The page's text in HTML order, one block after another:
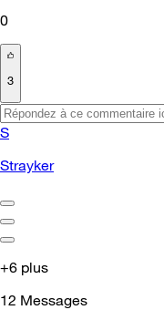
0
3
S
Strayker
+6 plus
12 Messages